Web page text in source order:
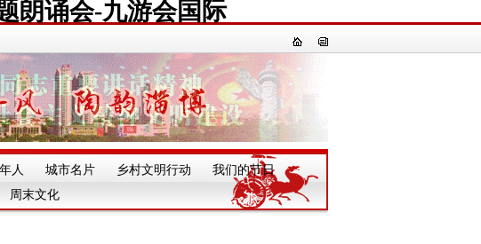
朗诵会-九游会国际
人 城市名片 乡村文明行动 我们的节日 一
周末文化